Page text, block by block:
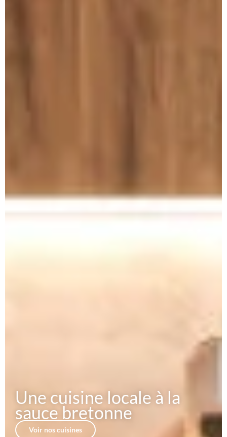
Une cuisine locale à la
sauce bretonne
Voir nos cuisines